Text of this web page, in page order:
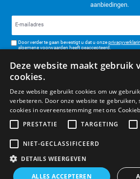
aanbiedingen.
Door verder te gaan bevestigt u dat u onze
algemene voorwaarden heeft geaccepteerd.
TELEFONISCH CONTACT:
ALGEMENE INFORMATIE
BETAAL- & VERZENDMETHODEN
* Alle prijzen zijn inclusief BTW,
Deze website maakt gebruik
cookies.
Deze website gebruikt cookies om uw
verbeteren. Door onze website te gebruiken,
cookies in overeenstemming met ons
PRESTATIE
TARGETING
NIET-GECLASSIFICEERD
DETAILS WEERGEVEN
ALLES ACCEPTEREN